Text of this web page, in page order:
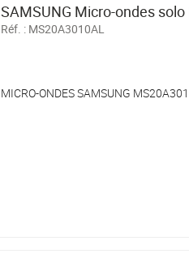
SAMSUNG Micro-ondes solo
Réf. : MS20A3010AL
MICRO-ONDES SAMSUNG